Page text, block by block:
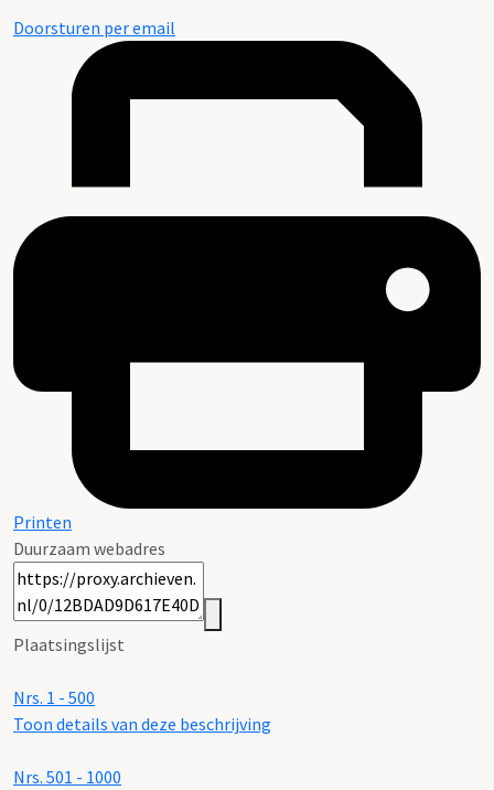
Doorsturen per email
Printen
Duurzaam webadres
Plaatsingslijst
Nrs. 1 - 500
Toon details van deze beschrijving
Nrs. 501 - 1000